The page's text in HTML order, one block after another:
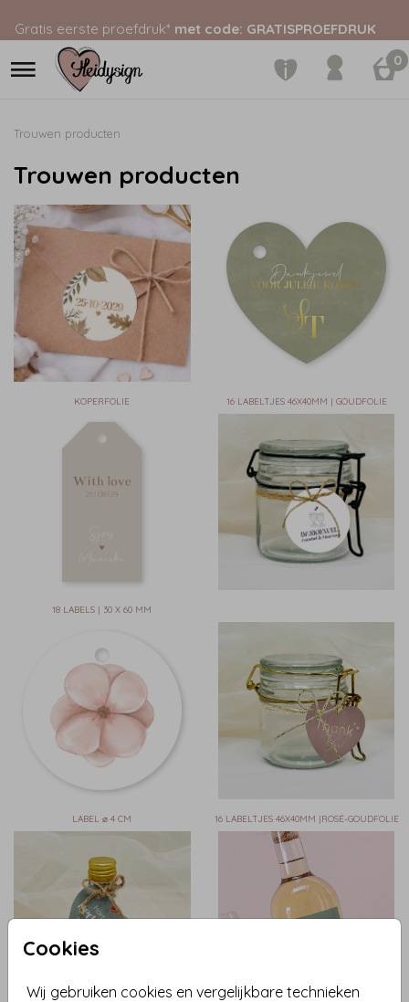
Gratis eerste proefdruk* met code: GRATISPROEFDRUK
0
Cookies
Wij gebruiken cookies en vergelijkbare technieken
Trouwen producten
Trouwen producten
KOPERFOLIE 16 LABELTJES 46X40MM | GOUDFOLIE
18 LABELS | 30 X 60 MM
LABEL ⌀ 4 CM 16 LABELTJES 46X40MM |ROSÉ-GOUDFOLIE